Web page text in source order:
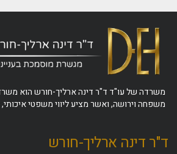
משרדה של עו"ד ד"ר דינה ארליך-חורש הוא
משפחה וירושה, ואשר מציע ליווי משפטי
ד"ר דינה ארליך-חורש